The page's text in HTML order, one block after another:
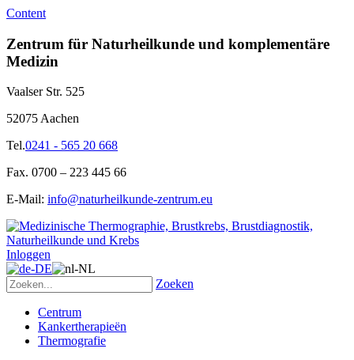
Content
Zentrum für Naturheilkunde und komplementäre
Medizin
Vaalser Str. 525
52075 Aachen
Tel.0241 - 565 20 668
Fax. 0700 – 223 445 66
E-Mail: info@naturheilkunde-zentrum.eu
Inloggen
Zoeken
Centrum
Kankertherapieën
Thermografie